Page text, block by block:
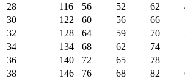
28
116 56 52 62
30
122 60 56 66
32
128 64 59 70
34
134 68 62 74
36
140 72 65 78
38
146 76 68 82